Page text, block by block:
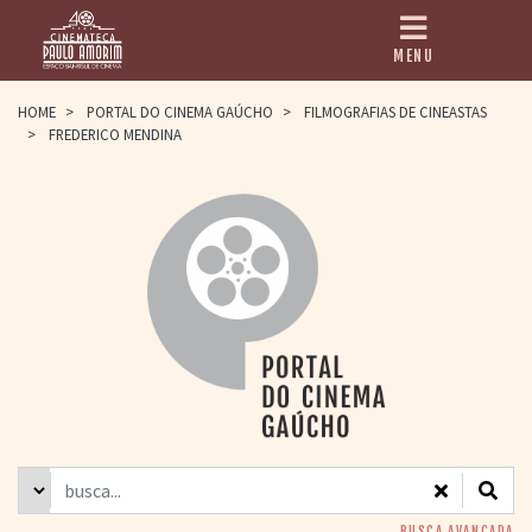
HOME
PAULO AMORIM
> HOMENAGEADOS
> EQUIPE
> ASSOCIAÇÃO DOS
> BIBLIOTECA
ROMEU GRIMALDI
> GRADE SEMANAL
> PREÇOS E
DESCONTOS
MENU
HOME > PORTAL DO CINEMA GAÚCHO >
FILMOGRAFIAS DE CINEASTAS
>
FREDERICO MENDINA